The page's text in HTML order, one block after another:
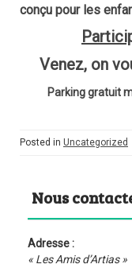
conçu pour les
Venez, on
Parking gratuit
Posted in Uncategorized
Nous
Adresse :
« Les Amis d’Artias »